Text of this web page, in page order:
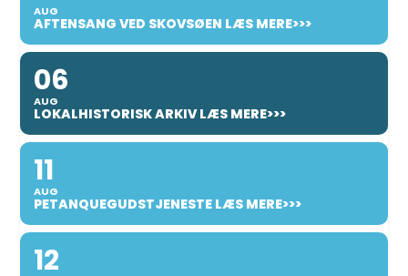
AUG
AFTENSANG VED SKOVSØEN LÆS MERE>>>
06
AUG
LOKALHISTORISK ARKIV LÆS MERE>>>
11
AUG
PETANQUEGUDSTJENESTE LÆS MERE>>>
12